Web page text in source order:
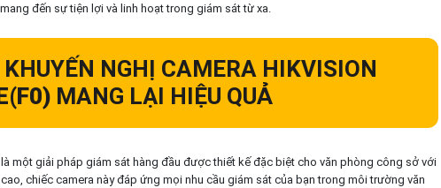
đến sự tiện lợi và linh hoạt trong giám sát từ xa.
NGHỊ CAMERA HIKVISION
MANG LẠI HIỆU QUẢ
là một giải pháp giám sát hàng đầu được thiết kế đặc biệt cho văn phòng công sở với
chiếc camera này đáp ứng mọi nhu cầu giám sát của bạn trong môi trường văn